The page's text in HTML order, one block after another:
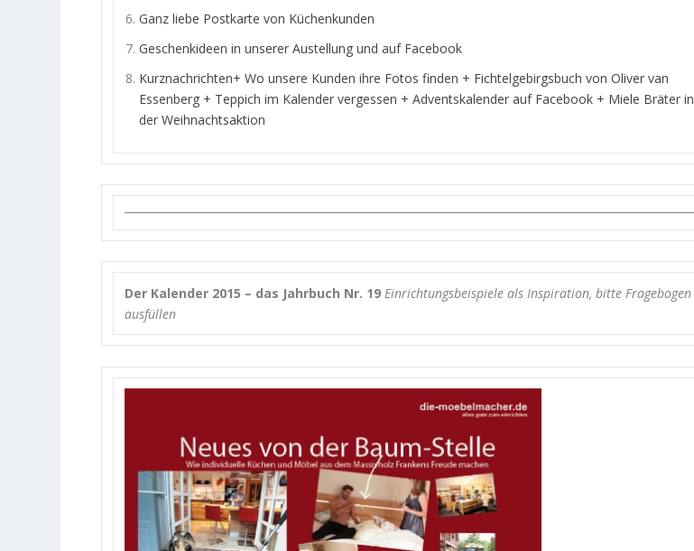
Ganz liebe Postkarte von Küchenkunden
Geschenkideen in unserer Austellung und auf Facebook
Kurznachrichten+ Wo unsere Kunden ihre Fotos finden + Fichtelgebirgsbuch von Oliver van
Essenberg + Teppich im Kalender vergessen + Adventskalender auf Facebook + Miele Bräter in
der Weihnachtsaktion
Der Kalender 2015 – das Jahrbuch Nr. 19Einrichtungsbeispiele als Inspiration, bitte Fragebogen
ausfüllen